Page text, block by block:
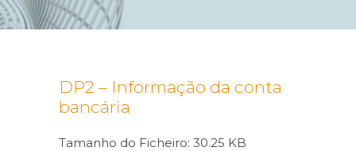
DP2 – Informação da conta
bancária
Tamanho do Ficheiro: 30.25 KB